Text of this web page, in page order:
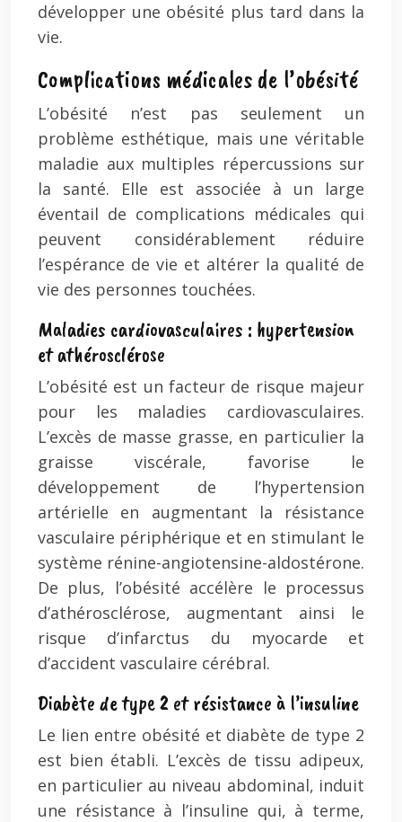
développer une obésité plus tard dans la
vie.
Complications médicales de l’obésité
L’obésité n’est pas seulement un
problème esthétique, mais une véritable
maladie aux multiples répercussions sur
la santé. Elle est associée à un large
éventail de complications médicales qui
peuvent considérablement réduire
l’espérance de vie et altérer la qualité de
vie des personnes touchées.
Maladies cardiovasculaires : hypertension
et athérosclérose
L’obésité est un facteur de risque majeur
pour les maladies cardiovasculaires.
L’excès de masse grasse, en particulier la
graisse viscérale, favorise le
développement de l’hypertension
artérielle en augmentant la résistance
vasculaire périphérique et en stimulant le
système rénine-angiotensine-aldostérone.
De plus, l’obésité accélère le processus
d’athérosclérose, augmentant ainsi le
risque d’infarctus du myocarde et
d’accident vasculaire cérébral.
Diabète de type 2 et résistance à l’insuline
Le lien entre obésité et diabète de type 2
est bien établi. L’excès de tissu adipeux,
en particulier au niveau abdominal, induit
une résistance à l’insuline qui, à terme,